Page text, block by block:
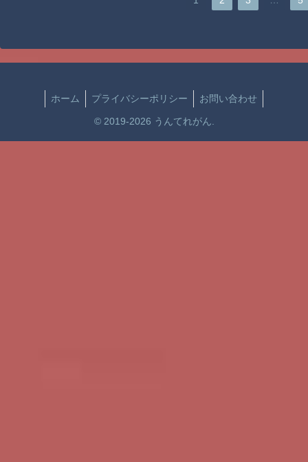
ホーム プライバシーポリシー お問い合わせ
© 2019-2026 うんてれがん.